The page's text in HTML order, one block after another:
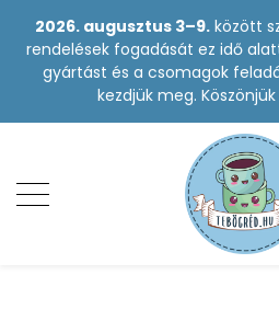
2026. augusztus 3–9. között
rendelések fogadását ez idő
gyártást és a csomagok
kezdjük meg.